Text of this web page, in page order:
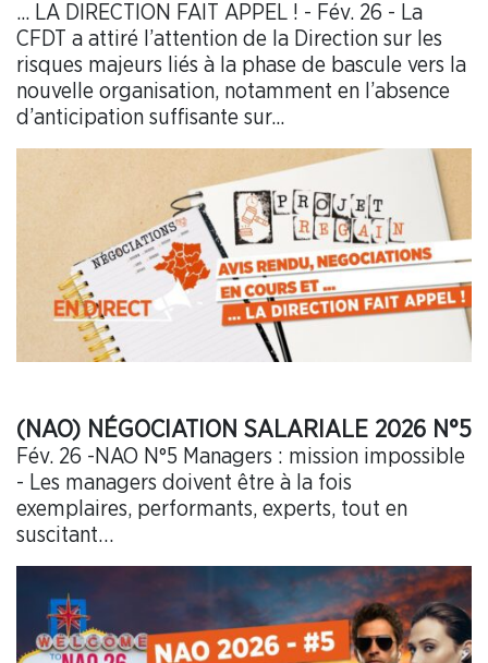
... LA DIRECTION FAIT APPEL ! - Fév. 26 - La
CFDT a attiré l’attention de la Direction sur les
risques majeurs liés à la phase de bascule vers la
nouvelle organisation, notamment en l’absence
d’anticipation suffisante sur...
(NAO) NÉGOCIATION SALARIALE 2026 N°5
Fév. 26 -NAO N°5 Managers : mission impossible
- Les managers doivent être à la fois
exemplaires, performants, experts, tout en
suscitant…